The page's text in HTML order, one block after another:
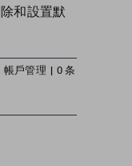
和設置默
帳戶管理 | 0 条